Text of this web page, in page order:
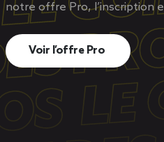
notre offre Pro, l’inscription
Voir l’offre Pro